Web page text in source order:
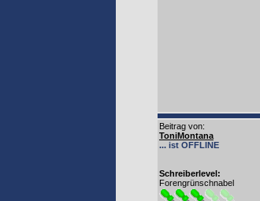
Beitrag von:
ToniMontana
... ist OFFLINE
Schreiberlevel:
Forengrünschnabel